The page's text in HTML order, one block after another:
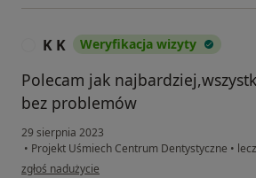
K K Weryfikacja wizyty
Polecam jak
bez problemów
29 sierpnia 2023
• Projekt Uśmiech Centrum Dentystyczne •
w opinii użytkownika K K
zgłoś nadużycie